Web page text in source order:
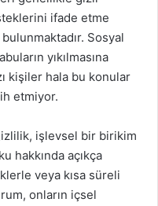
ifade etme
Sosyal
yıkılmasına
kişiler hala bu konular
etmiyor.
işlevsel bir birikim
hakkında açıkça
veya kısa süreli
onların içsel